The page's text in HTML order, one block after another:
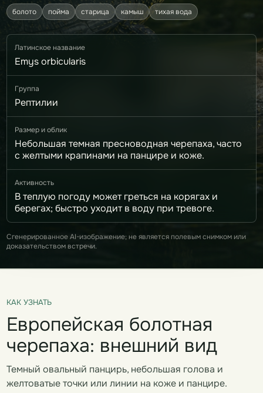
болото пойма старица камыш тихая вода
Латинское название
Emys orbicularis
Группа
Рептилии
Размер и облик
Небольшая темная пресноводная черепаха, часто
с желтыми крапинами на панцире и коже.
Активность
В теплую погоду может греться на корягах и
берегах; быстро уходит в воду при тревоге.
Сгенерированное AI-изображение; не является полевым снимком или
доказательством встречи.
КАК УЗНАТЬ
Европейская болотная
черепаха: внешний вид
Темный овальный панцирь, небольшая голова и
желтоватые точки или линии на коже и панцире.